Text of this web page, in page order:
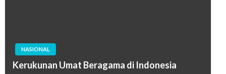
NASIONAL
Kerukunan Umat Beragama di Indonesia